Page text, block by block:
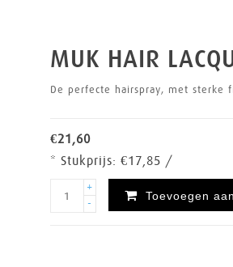
MUK HAIR
De perfecte hairspray, met sterke
€21,60
* Stukprijs: €17,85 /
+
-
Toevoegen